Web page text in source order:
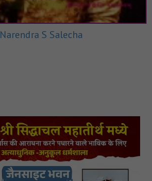
Narendra S Salecha